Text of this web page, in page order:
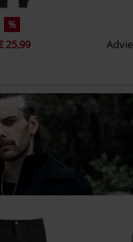
%
25,99